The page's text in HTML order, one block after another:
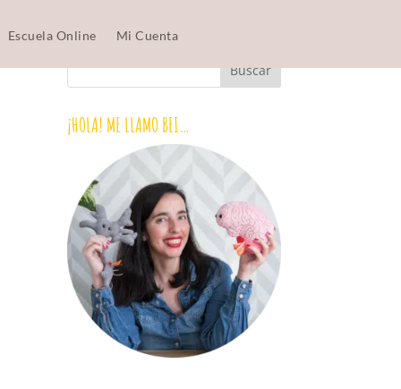
Escuela Online Mi Cuenta
¡HOLA! ME LLAMO BEI…